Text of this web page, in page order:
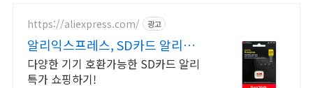
https://aliexpress.com/ 광고
알리익스프레스, SD카드 알리익
스프레스, 최저가 도전
다양한 기기 호환가능한 SD카드 알리
특가 쇼핑하기!